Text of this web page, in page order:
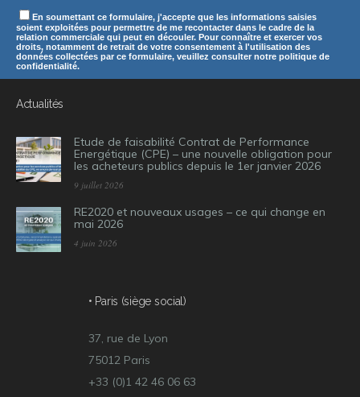
En soumettant ce formulaire, j'accepte que les informations saisies
soient exploitées pour permettre de me recontacter dans le cadre de la
relation commerciale qui peut en découler. Pour connaître et exercer vos
droits, notamment de retrait de votre consentement à l'utilisation des
données collectées par ce formulaire, veuillez consulter notre politique de
confidentialité.
Actualités
Etude de faisabilité Contrat de Performance
Energétique (CPE) – une nouvelle obligation pour
les acheteurs publics depuis le 1er janvier 2026
9 juillet 2026
RE2020 et nouveaux usages – ce qui change en
mai 2026
4 juin 2026
• Paris (siège social)
37, rue de Lyon
75012 Paris
+33 (0)1 42 46 06 63